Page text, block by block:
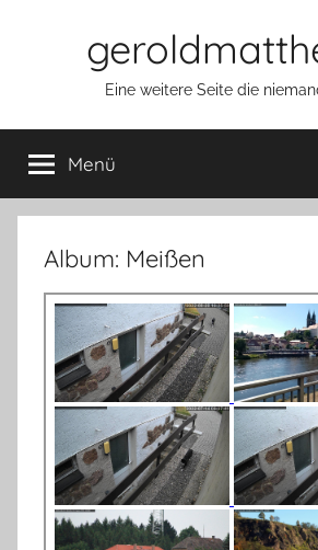
Eine weitere Seite die
Menü
Album: Meißen